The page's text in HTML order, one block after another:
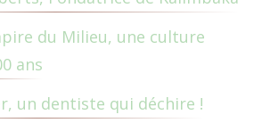
du Milieu, une culture
ans
un dentiste qui déchire !